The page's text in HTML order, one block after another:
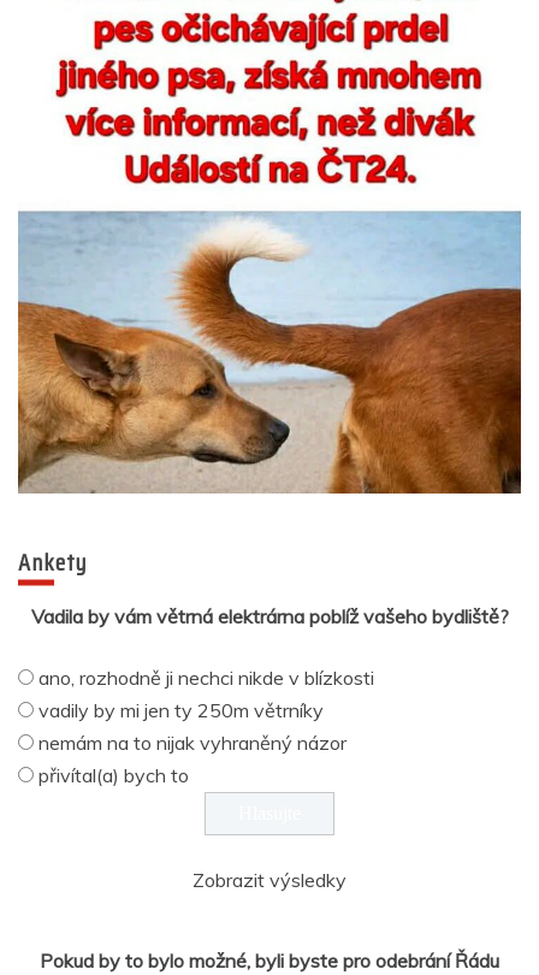
Ankety
Vadila by vám větrná elektrárna poblíž vašeho bydliště?
ano, rozhodně ji nechci nikde v blízkosti
vadily by mi jen ty 250m větrníky
nemám na to nijak vyhraněný názor
přivítal(a) bych to
Zobrazit výsledky
Pokud by to bylo možné, byli byste pro odebrání Řádu